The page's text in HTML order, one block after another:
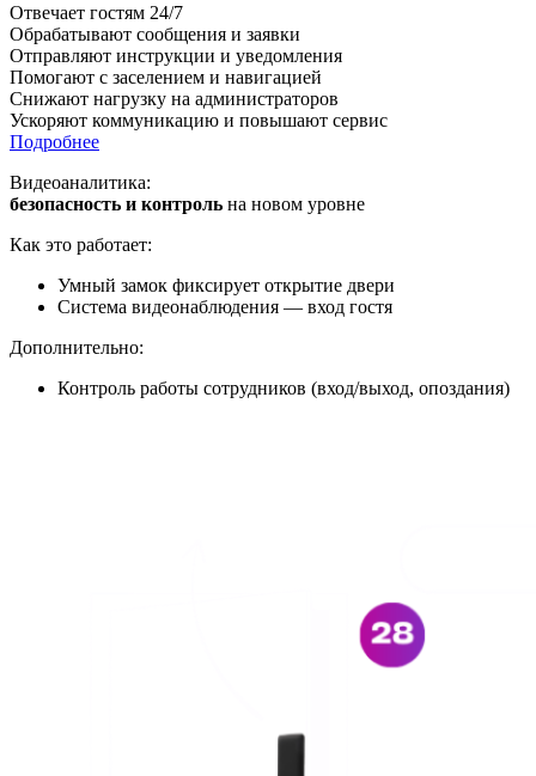
Отвечает гостям 24/7
Обрабатывают сообщения и заявки
Отправляют инструкции и уведомления
Помогают с заселением и навигацией
Снижают нагрузку на администраторов
Ускоряют коммуникацию и повышают сервис
Подробнее
Видеоаналитика:
безопасность и контроль на новом уровне
Как это работает:
Умный замок фиксирует открытие двери
Система видеонаблюдения — вход гостя
Дополнительно:
Контроль работы сотрудников (вход/выход, опоздания)